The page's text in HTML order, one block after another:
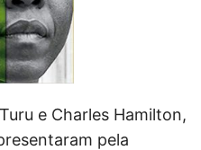
e Charles Hamilton,
pela